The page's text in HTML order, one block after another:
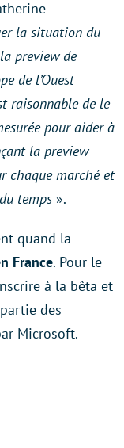
la situation du
preview de
de l’Ouest
raisonnable de le
pour aider à
la preview
chaque marché et
temps ».
quand la
France. Pour le
à la bêta et
des
Microsoft.